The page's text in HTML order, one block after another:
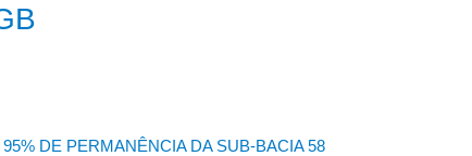
DE PERMANÊNCIA DA SUB-BACIA 58